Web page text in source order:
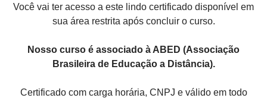
Você vai ter acesso a este lindo certificado disponível em
sua área restrita após concluir o curso.
Nosso curso é associado à ABED (Associação
Brasileira de Educação a Distância).
Certificado com carga horária, CNPJ e válido em todo